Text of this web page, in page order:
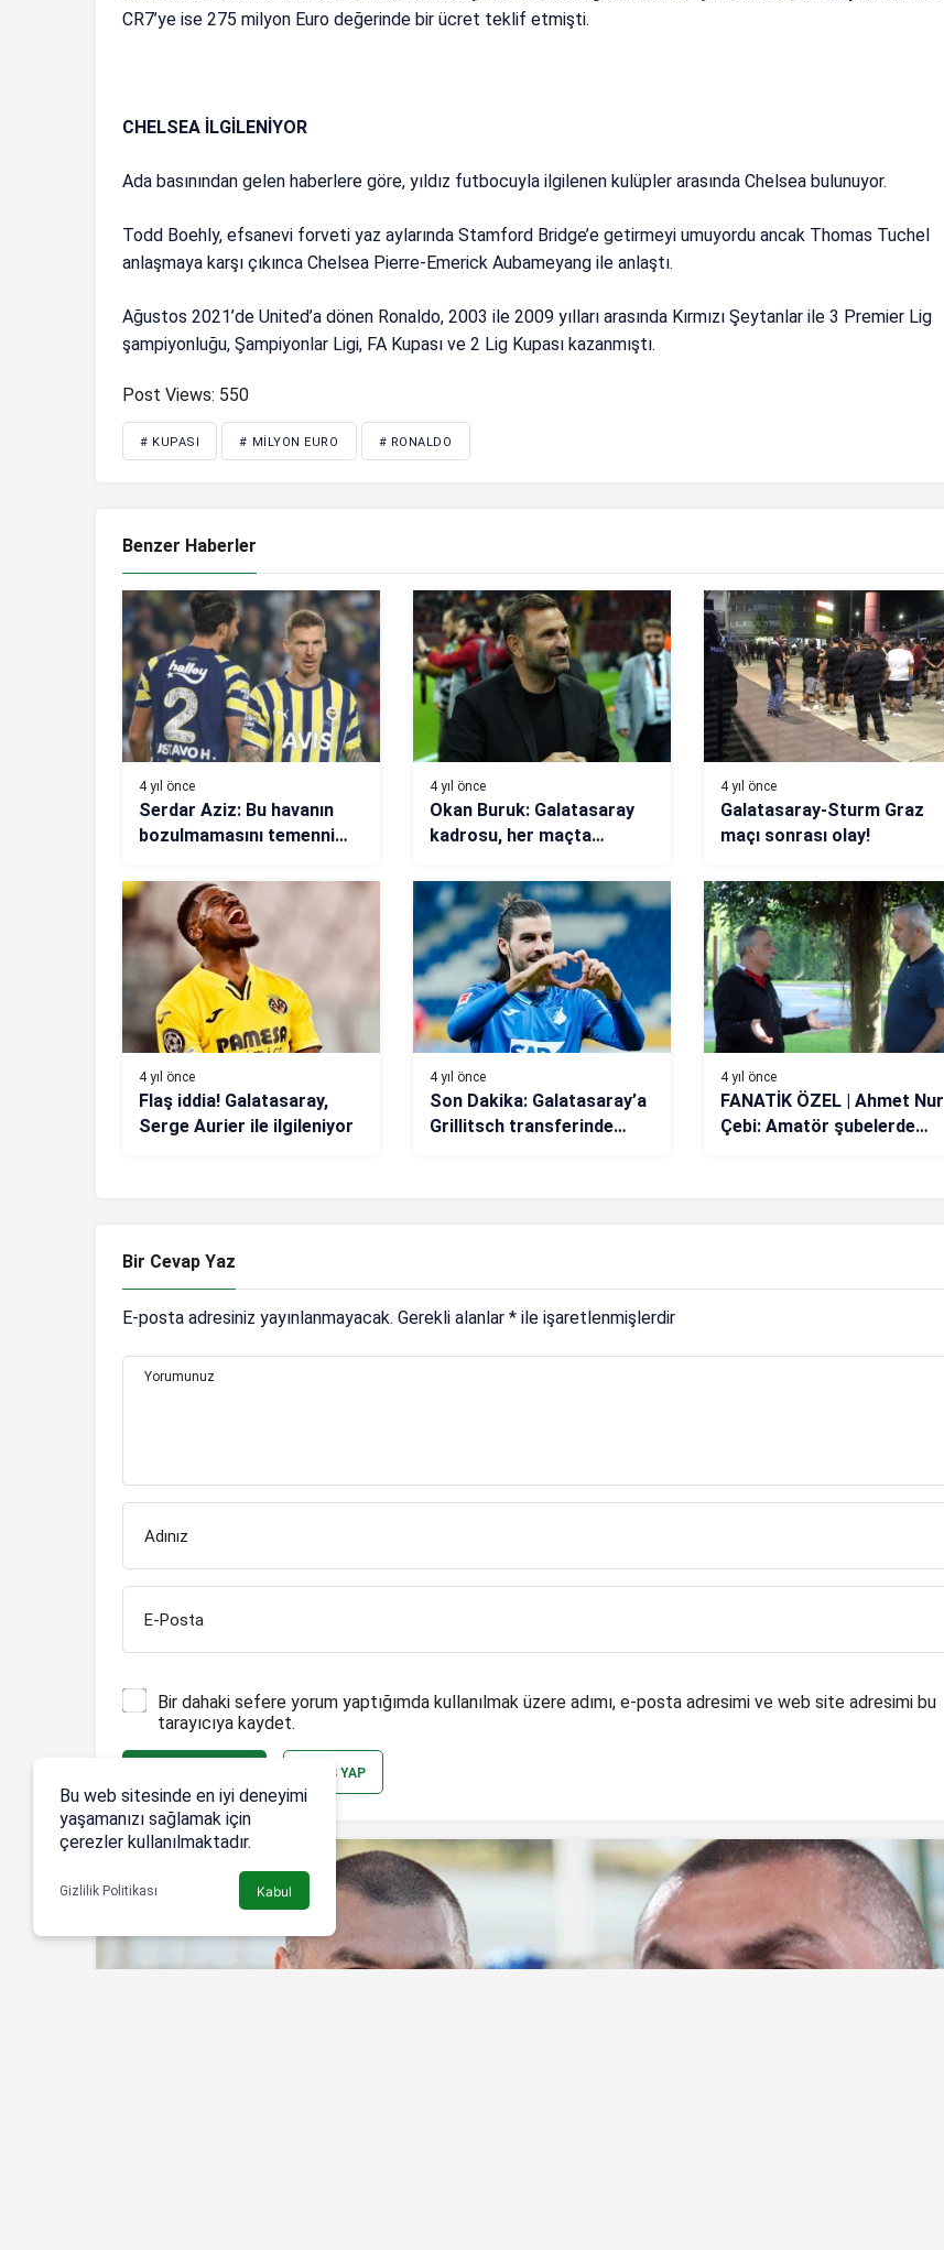
CR7’ye ise 275 milyon Euro değerinde bir ücret teklif etmişti.
CHELSEA İLGİLENİYOR
Ada basınından gelen haberlere göre, yıldız futbocuyla ilgilenen kulüpler arasında Chelsea bulunuyor.
Todd Boehly, efsanevi forveti yaz aylarında Stamford Bridge’e getirmeyi umuyordu ancak Thomas Tuchel
anlaşmaya karşı çıkınca Chelsea Pierre-Emerick Aubameyang ile anlaştı.
Ağustos 2021’de United’a dönen Ronaldo, 2003 ile 2009 yılları arasında Kırmızı Şeytanlar ile 3 Premier Lig
şampiyonluğu, Şampiyonlar Ligi, FA Kupası ve 2 Lig Kupası kazanmıştı.
Post Views: 550
# KUPASI # MILYON EURO # RONALDO
Benzer Haberler
4 yıl önce
Serdar Aziz: Bu havanın
bozulmamasını temenni
4 yıl önce
Okan Buruk: Galatasaray
kadrosu, her maçta
4 yıl önce
Galatasaray-Sturm Graz
maçı sonrası olay!
4 yıl önce
Flaş iddia! Galatasaray,
Serge Aurier ile ilgileniyor
4 yıl önce
Son Dakika: Galatasaray’a
Grillitsch transferinde
4 yıl önce
FANATİK ÖZEL | Ahmet Nur
Çebi: Amatör şubelerde
Bir Cevap Yaz
E-posta adresiniz yayınlanmayacak. Gerekli alanlar * ile işaretlenmişlerdir
Yorumunuz
Adınız
E-Posta
Bir dahaki sefere yorum yaptığımda kullanılmak üzere adımı, e-posta adresimi ve web site adresimi bu
tarayıcıya kaydet.
GIRIŞ YAP
Bu web sitesinde en iyi deneyimi
yaşamanızı sağlamak için
çerezler kullanılmaktadır.
Gizlilik Politikası Kabul